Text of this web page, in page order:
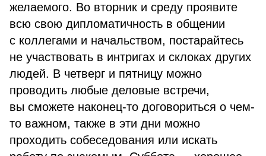
желаемого. Во вторник и среду проявите
всю свою дипломатичность в общении
с коллегами и начальством, постарайтесь
не участвовать в интригах и склоках других
людей. В четверг и пятницу можно
проводить любые деловые встречи,
вы сможете наконец-то договориться о чем-
то важном, также в эти дни можно
проходить собеседования или искать